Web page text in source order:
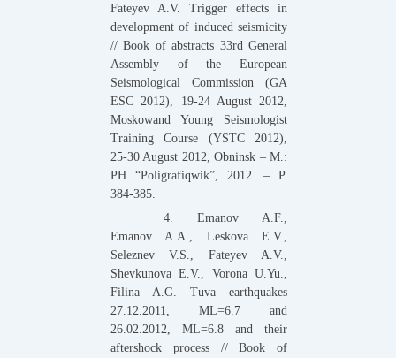
Fateyev A.V. Trigger effects in
development of induced seismicity
// Book of abstracts 33rd General
Assembly of the European
Seismological Commission (GA
ESC 2012), 19-24 August 2012,
Moskowand Young Seismologist
Training Course (YSTC 2012),
25-30 August 2012, Obninsk – M.:
PH “Poligrafiqwik”, 2012. – P.
384-385.
4. Emanov A.F.,
Emanov A.A., Leskova E.V.,
Seleznev V.S., Fateyev A.V.,
Shevkunova E.V., Vorona U.Yu.,
Filina A.G. Tuva earthquakes
27.12.2011, ML=6.7 and
26.02.2012, ML=6.8 and their
aftershock process // Book of